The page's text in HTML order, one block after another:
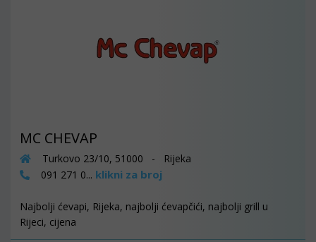
MC CHEVAP
Turkovo 23/10, 51000 - Rijeka
091 271 0... klikni za broj
Najbolji ćevapi, Rijeka, najbolji ćevapčići, najbolji grill u
Rijeci, cijena